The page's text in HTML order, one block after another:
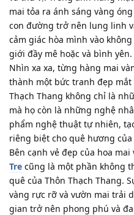
mai tỏa ra ánh sáng vàng
con đường trở nên lung linh
cảm giác hòa mình vào
giới đầy mê hoặc và bình yên.
Nhìn xa xa, từng hàng mai
thành một bức tranh đẹp
Thạch Thang không chỉ là
mà họ còn là những nghệ
phẩm nghệ thuật tự nhiên,
riêng biệt cho quê hương
Bên cạnh vẻ đẹp của hoa
Tre cũng là một phần không
quê của Thôn Thạch Thang.
vàng rực rỡ và vườn mai trải
gian trở nên phong phú và